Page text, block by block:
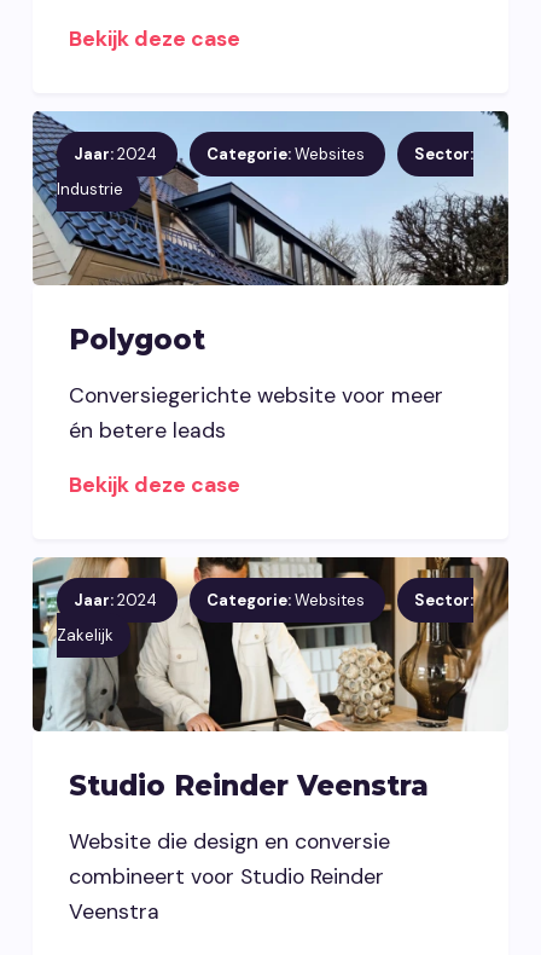
Bekijk deze case
Jaar:2024 Categorie:Websites
Sector:
Industrie
Polygoot
Conversiegerichte website voor meer
én betere leads
Bekijk deze case
Jaar:2024 Categorie:Websites
Sector:
Zakelijk
Studio Reinder Veenstra
Website die design en conversie
combineert voor Studio Reinder
Veenstra